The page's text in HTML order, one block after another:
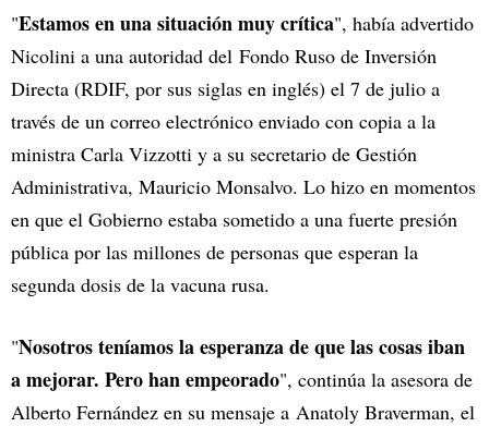
"Estamos en una situación muy crítica", había advertido
Nicolini a una autoridad del Fondo Ruso de Inversión
Directa (RDIF, por sus siglas en inglés) el 7 de julio a
través de un correo electrónico enviado con copia a la
ministra Carla Vizzotti y a su secretario de Gestión
Administrativa, Mauricio Monsalvo. Lo hizo en momentos
en que el Gobierno estaba sometido a una fuerte presión
pública por las millones de personas que esperan la
segunda dosis de la vacuna rusa.
"Nosotros teníamos la esperanza de que las cosas iban
a mejorar. Pero han empeorado", continúa la asesora de
Alberto Fernández en su mensaje a Anatoly Braverman, el